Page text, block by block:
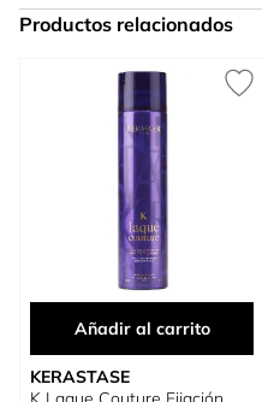
Productos relacionados
Press to skip carousel
Añadir al carrito
KERASTASE